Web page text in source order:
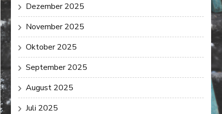
Dezember 2025
November 2025
Oktober 2025
September 2025
August 2025
Juli 2025